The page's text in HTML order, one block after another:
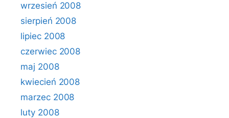
wrzesień 2008
sierpień 2008
lipiec 2008
czerwiec 2008
maj 2008
kwiecień 2008
marzec 2008
luty 2008